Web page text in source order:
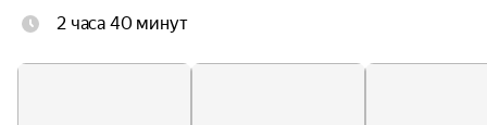
поезда у Драгицы образовались семьи. Теперь в
2 часа 40 минут